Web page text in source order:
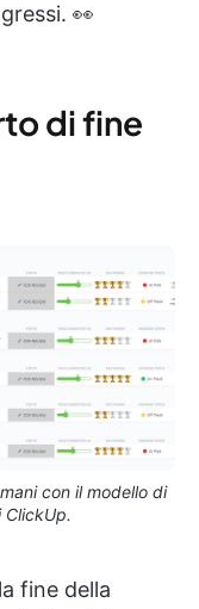
👀
di fine
con il modello di
fine della